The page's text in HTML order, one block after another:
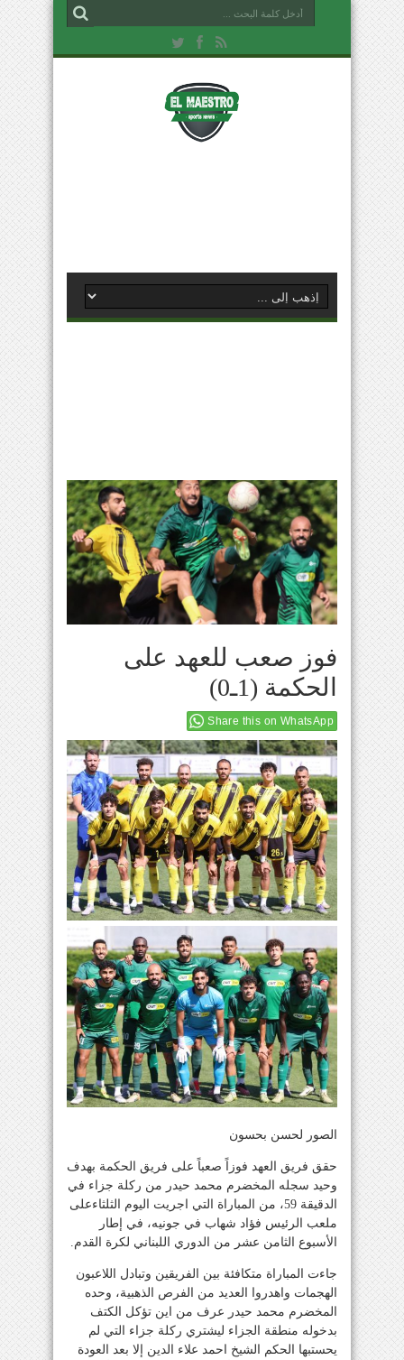
فوز صعب للعهد على
الحكمة (1ـ0)
Share this on WhatsApp
الصور لحسن بحسون
حقق فريق العهد فوزاً صعباً على فريق الحكمة بهدف
وحيد سجله المخضرم محمد حيدر من ركلة جزاء في
الدقيقة 59، من المباراة التي اجريت اليوم الثلثاءعلى
ملعب الرئيس فؤاد شهاب في جونيه، في إطار
الأسبوع الثامن عشر من الدوري اللبناني لكرة القدم.
جاءت المباراة متكافئة بين الفريقين وتبادل اللاعبون
الهجمات واهدروا العديد من الفرص الذهبية، وحده
المخضرم محمد حيدر عرف من اين تؤكل الكتف
بدخوله منطقة الجزاء ليشتري ركلة جزاء التي لم
يحستبها الحكم الشيخ احمد علاء الدين إلا بعد العودة